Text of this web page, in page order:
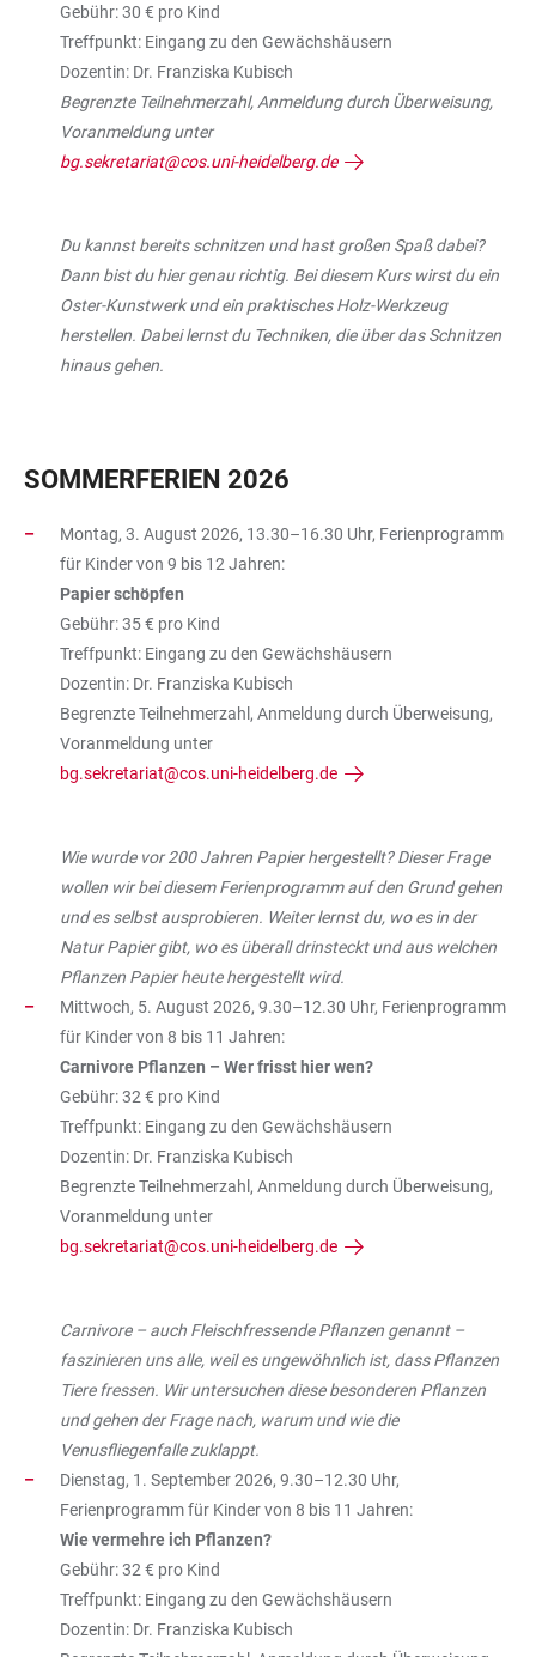
Gebühr: 30 € pro Kind
Treffpunkt: Eingang zu den Gewächshäusern
Dozentin: Dr. Franziska Kubisch
Begrenzte Teilnehmerzahl, Anmeldung durch Überweisung,
Voranmeldung unter
bg.sekretariat@cos.uni-heidelberg.de
Du kannst bereits schnitzen und hast großen Spaß dabei?
Dann bist du hier genau richtig. Bei diesem Kurs wirst du ein
Oster-Kunstwerk und ein praktisches Holz-Werkzeug
herstellen. Dabei lernst du Techniken, die über das Schnitzen
hinaus gehen.
SOMMERFERIEN 2026
Montag, 3. August 2026, 13.30–16.30 Uhr, Ferienprogramm
für Kinder von 9 bis 12 Jahren:
Papier schöpfen
Gebühr: 35 € pro Kind
Treffpunkt: Eingang zu den Gewächshäusern
Dozentin: Dr. Franziska Kubisch
Begrenzte Teilnehmerzahl, Anmeldung durch Überweisung,
Voranmeldung unter
bg.sekretariat@cos.uni-heidelberg.de
Wie wurde vor 200 Jahren Papier hergestellt? Dieser Frage
wollen wir bei diesem Ferienprogramm auf den Grund gehen
und es selbst ausprobieren. Weiter lernst du, wo es in der
Natur Papier gibt, wo es überall drinsteckt und aus welchen
Pflanzen Papier heute hergestellt wird.
Mittwoch, 5. August 2026, 9.30–12.30 Uhr, Ferienprogramm
für Kinder von 8 bis 11 Jahren:
Carnivore Pflanzen – Wer frisst hier wen?
Gebühr: 32 € pro Kind
Treffpunkt: Eingang zu den Gewächshäusern
Dozentin: Dr. Franziska Kubisch
Begrenzte Teilnehmerzahl, Anmeldung durch Überweisung,
Voranmeldung unter
bg.sekretariat@cos.uni-heidelberg.de
Carnivore – auch Fleischfressende Pflanzen genannt –
faszinieren uns alle, weil es ungewöhnlich ist, dass Pflanzen
Tiere fressen. Wir untersuchen diese besonderen Pflanzen
und gehen der Frage nach, warum und wie die
Venusfliegenfalle zuklappt.
Dienstag, 1. September 2026, 9.30–12.30 Uhr,
Ferienprogramm für Kinder von 8 bis 11 Jahren:
Wie vermehre ich Pflanzen?
Gebühr: 32 € pro Kind
Treffpunkt: Eingang zu den Gewächshäusern
Dozentin: Dr. Franziska Kubisch